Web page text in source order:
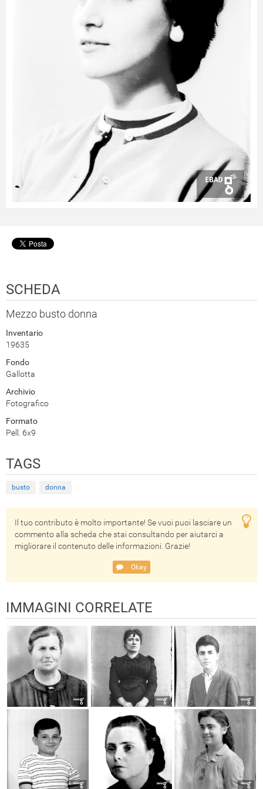
SCHEDA
Mezzo busto donna
Inventario
19635
Fondo
Gallotta
Archivio
Fotografico
Formato
Pell. 6x9
TAGS
busto donna
Il tuo contributo è molto importante! Se vuoi puoi lasciare un
commento alla scheda che stai consultando per aiutarci a
migliorare il contenuto delle informazioni. Grazie!
Okay
IMMAGINI CORRELATE